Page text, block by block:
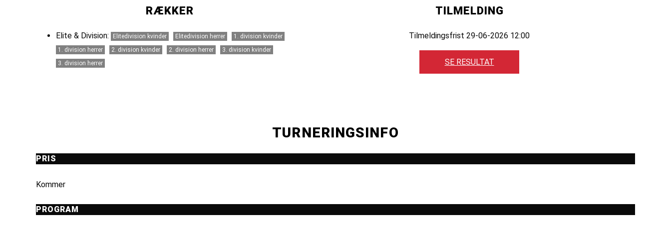
RÆKKER
Elite & Division: Elitedivision kvinder Elitedivision herrer
1. division kvinder
1. division herrer
2. division kvinder 2. division herrer
3. division kvinder
3. division herrer
TILMELDING
Tilmeldingsfrist 29-06-2026 12:00
SE RESULTAT
TURNERINGSINFO
PRIS
Kommer
PROGRAM